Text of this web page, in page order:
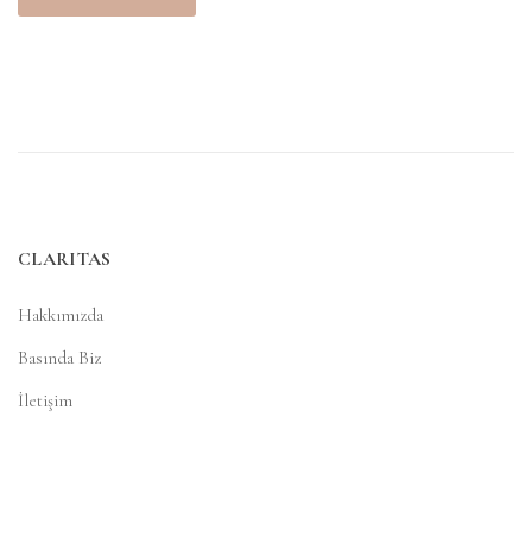
CLARITAS
Hakkımızda
Basında Biz
İletişim